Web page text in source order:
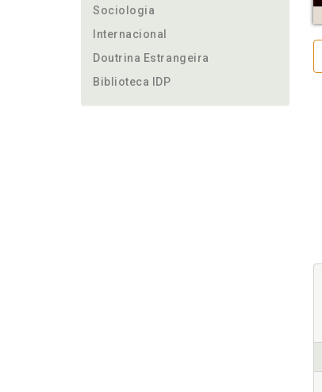
Sociologia
Internacional
Doutrina Estrangeira
Biblioteca IDP